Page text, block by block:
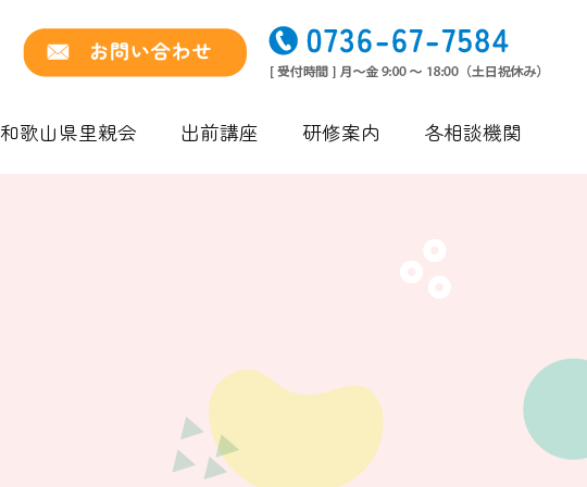
和歌山県里親会 出前講座 研修案内 各相談機関